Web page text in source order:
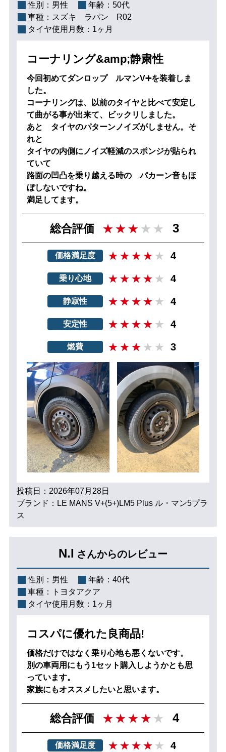
性別： 男性 年齢： 50代
車種： スズキ ラパン R02
タイヤ使用月数： 1ヶ月
コーナリング&amp;静粛性
今回初めてダンロップ ルマンV➕を装着しま
した。
コーナリングは、以前のタイヤと比べて安定し
て曲がる事が出来て、ビックリしました。
あと タイヤのパターンノイズがしません。そ
れと
タイヤの内側にノイズ軽減のスポンジが貼られ
ていて
路面の凹凸を乗り越える時の パカーン音もほ
ぼしないですね。
満足してます。
総合評価 3
価格満足度 4
乗り心地 4
静寂性 4
安定性 4
燃費 3
投稿日：2026年07月28日
ブランド：LE MANS V+(5+)LM5 Plus ル・マン5プラ
ス
N.I さんからのレビュー
性別： 男性 年齢： 40代
車種：
トヨタアクア
タイヤ使用月数： 1ヶ月
コスパに優れた良商品!
価格だけではなく乗り心地も悪くないです。
別の車両用にもう1セット購入しようかとも思
っています。
家族にもオススメしたいと思います。
総合評価 4
価格満足度 4